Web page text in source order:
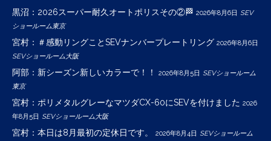
黒沼：2026スーパー耐久オートポリスその②🏁 2026年8月6日 SEV
ショールーム東京
宮村：＃感動リングことSEVナンバープレートリング 2026年8月6日
SEVショールーム大阪
阿部：新シーズン新しいカラーで！！ 2026年8月5日 SEVショールーム
東京
宮村：ポリメタルグレーなマツダCX-60にSEVを付けました 2026
年8月5日 SEVショールーム大阪
宮村：本日は8月最初の定休日です。 2026年8月4日 SEVショールーム